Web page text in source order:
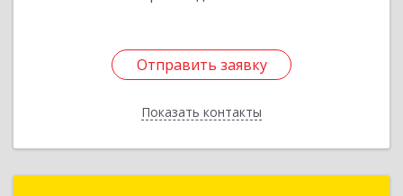
Отправить заявку
Показать контакты
Отправить заявку
Назад